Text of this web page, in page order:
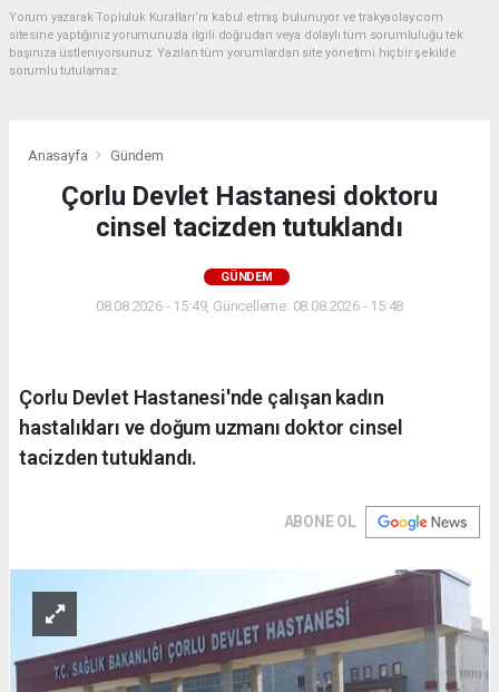
Yorum yazarak Topluluk Kuralları’nı kabul etmiş bulunuyor ve trakyaolay.com
sitesine yaptığınız yorumunuzla ilgili doğrudan veya dolaylı tüm sorumluluğu tek
başınıza üstleniyorsunuz. Yazılan tüm yorumlardan site yönetimi hiçbir şekilde
sorumlu tutulamaz.
Anasayfa Gündem
Çorlu Devlet Hastanesi doktoru
cinsel tacizden tutuklandı
GÜNDEM
08.08.2026 - 15:49, Güncelleme: 08.08.2026 - 15:48
Çorlu Devlet Hastanesi'nde çalışan kadın
hastalıkları ve doğum uzmanı doktor cinsel
tacizden tutuklandı.
ABONE OL